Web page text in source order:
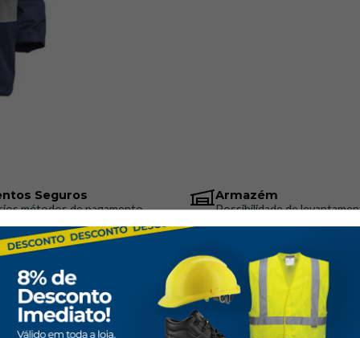
Seguros
métodos de pagamento
Armazém
Possibilidade de
encomenda
Parkas AV